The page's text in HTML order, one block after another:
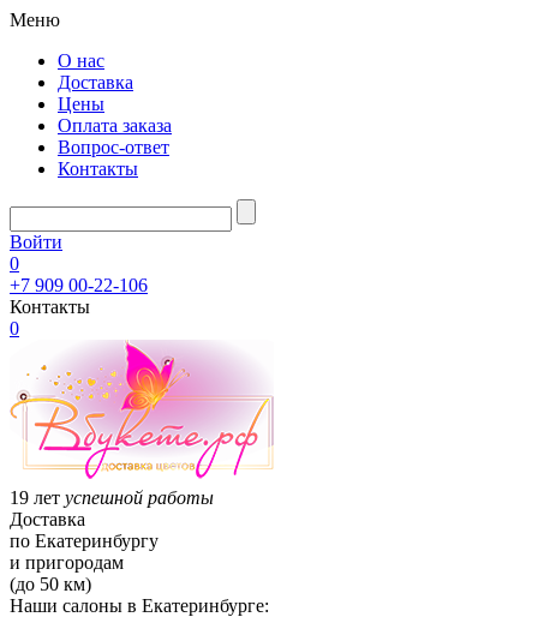
Меню
О нас
Доставка
Цены
Оплата заказа
Вопрос-ответ
Контакты
Войти
0
+7 909 00-22-106
Контакты
0
19 лет успешной работы
Доставка
по Екатеринбургу
и пригородам
(до 50 км)
Наши салоны в Екатеринбурге: